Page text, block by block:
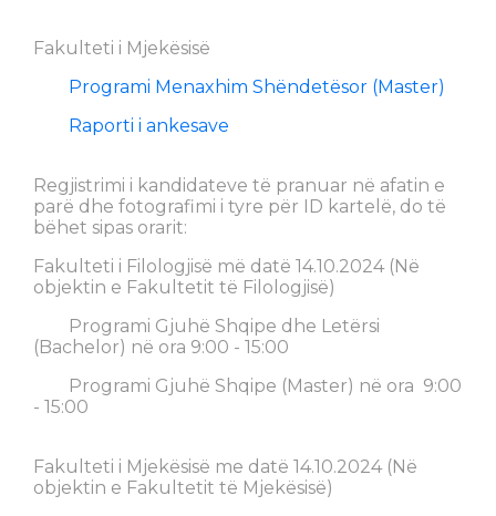
Fakulteti i Mjekësisë
Programi Menaxhim Shëndetësor (Master)
Raporti i ankesave
Regjistrimi i kandidateve të pranuar në afatin e
parë dhe fotografimi i tyre për ID kartelë, do të
bëhet sipas orarit:
Fakulteti i Filologjisë më datë 14.10.2024 (Në
objektin e Fakultetit të Filologjisë)
Programi Gjuhë Shqipe dhe Letërsi
(Bachelor) në ora 9:00 - 15:00
Programi Gjuhë Shqipe (Master) në ora 9:00
- 15:00
Fakulteti i Mjekësisë me datë 14.10.2024 (Në
objektin e Fakultetit të Mjekësisë)